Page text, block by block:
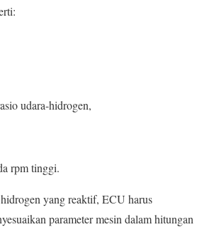
udara-hidrogen,
rpm tinggi.
yang reaktif, ECU harus
parameter mesin dalam hitungan